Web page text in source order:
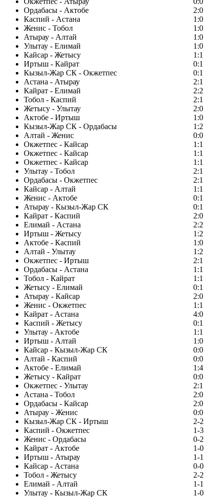
Ордабасы - Актобе
2:0
Каспий - Астана
1:0
Женис - Тобол
1:0
Атырау - Алтай
1:0
Улытау - Елимай
1:0
Кайсар - Жетысу
1:1
Иртыш - Кайрат
0:1
Кызыл-Жар СК - Окжетпес
0:1
Астана - Атырау
2:1
Кайрат - Елимай
2:2
Тобол - Каспий
2:1
Жетысу - Улытау
2:0
Актобе - Иртыш
1:0
Кызыл-Жар СК - Ордабасы
1:2
Алтай - Женис
0:0
Окжетпес - Кайсар
1:1
Окжетпес - Кайсар
1:1
Окжетпес - Кайсар
1:1
Улытау - Тобол
2:1
Ордабасы - Окжетпес
2:1
Кайсар - Алтай
1:1
Женис - Актобе
0:1
Атырау - Кызыл-Жар СК
0:1
Кайрат - Каспий
2:0
Елимай - Астана
2:2
Иртыш - Жетысу
1:2
Актобе - Каспий
1:0
Алтай - Улытау
1:2
Окжетпес - Иртыш
2:1
Ордабасы - Астана
1:1
Тобол - Кайрат
1:1
Жетысу - Елимай
0:1
Атырау - Кайсар
2:0
Женис - Окжетпес
1:1
Кайрат - Астана
4:0
Каспий - Жетысу
0:1
Улытау - Актобе
1:1
Иртыш - Алтай
1:0
Кайсар - Кызыл-Жар СК
0:0
Алтай - Каспий
0:0
Актобе - Елимай
1:4
Жетысу - Кайрат
0:0
Окжетпес - Улытау
2:1
Астана - Тобол
2:0
Ордабасы - Кайсар
2:0
Атырау - Женис
0:0
Кызыл-Жар СК - Иртыш
2-2
Каспий - Окжетпес
1-3
Женис - Ордабасы
0-2
Кайрат - Актобе
1-0
Иртыш - Атырау
1-1
Кайсар - Астана
0-0
Тобол - Жетысу
2-2
Елимай - Алтай
1-1
Улытау - Кызыл-Жар СК
1-0